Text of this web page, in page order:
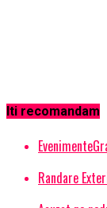
Iti recomandam
Randare